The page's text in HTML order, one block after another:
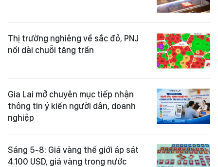
Thị trường nghiêng về sắc đỏ, PNJ
nối dài chuỗi tăng trần
Gia Lai mở chuyên mục tiếp nhận
thông tin ý kiến người dân, doanh
nghiệp
Sáng 5-8: Giá vàng thế giới áp sát
4.100 USD, giá vàng trong nước